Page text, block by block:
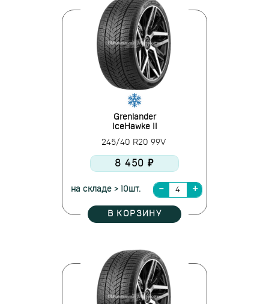
Grenlander
IceHawke II
245/40 R20 99V
8 450 ₽
на складе > 10шт.
В КОРЗИНУ